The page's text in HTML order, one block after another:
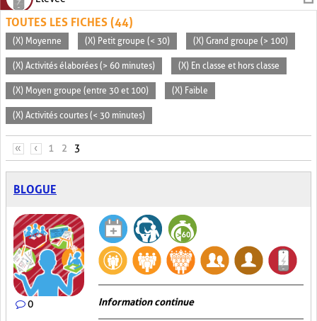
TOUTES LES FICHES (44)
(X) Moyenne (X) Petit groupe (< 30) (X) Grand groupe (> 100)
(X) Activités élaborées (> 60 minutes) (X) En classe et hors classe
(X) Moyen groupe (entre 30 et 100) (X) Faible
(X) Activités courtes (< 30 minutes)
PAGES
« ‹ 1 2 3
BLOGUE
0 Information continue